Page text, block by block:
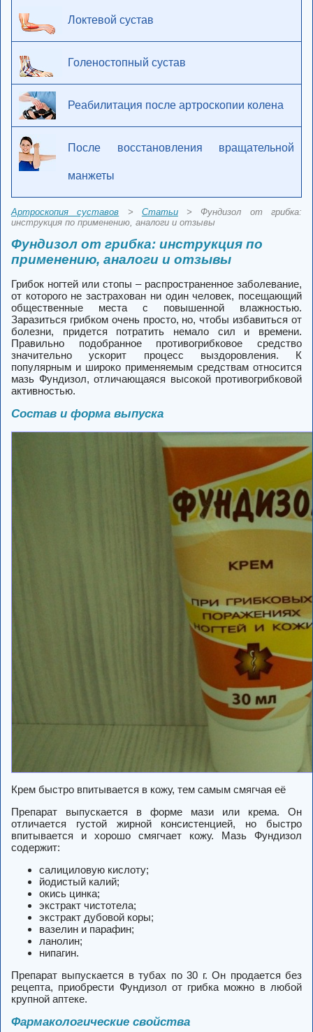
Локтевой сустав
Голеностопный сустав
Реабилитация после артроскопии колена
После восстановления вращательной
манжеты
Артроскопия суставов > Статьи> Фундизол от грибка:
инструкция по применению, аналоги и отзывы
Фундизол от грибка: инструкция по
применению, аналоги и отзывы
Грибок ногтей или стопы – распространенное заболевание,
от которого не застрахован ни один человек, посещающий
общественные места с повышенной влажностью.
Заразиться грибком очень просто, но, чтобы избавиться от
болезни, придется потратить немало сил и времени.
Правильно подобранное противогрибковое средство
значительно ускорит процесс выздоровления. К
популярным и широко применяемым средствам относится
мазь Фундизол, отличающаяся высокой противогрибковой
активностью.
Состав и форма выпуска
Крем быстро впитывается в кожу, тем самым смягчая её
Препарат выпускается в форме мази или крема. Он
отличается густой жирной консистенцией, но быстро
впитывается и хорошо смягчает кожу. Мазь Фундизол
содержит:
салициловую кислоту;
йодистый калий;
окись цинка;
экстракт чистотела;
экстракт дубовой коры;
вазелин и парафин;
ланолин;
нипагин.
Препарат выпускается в тубах по 30 г. Он продается без
рецепта, приобрести Фундизол от грибка можно в любой
крупной аптеке.
Фармакологические свойства